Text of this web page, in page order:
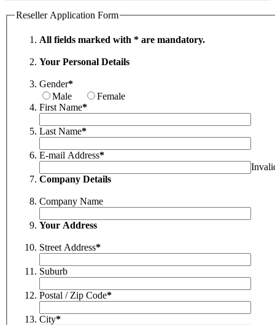
Reseller Application Form
All fields marked with * are mandatory.
Your Personal Details
Gender*
Male
Female
First Name*
Last Name*
E-mail Address*
Company Details
Company Name
Your Address
Street Address*
Suburb
Postal / Zip Code*
City*